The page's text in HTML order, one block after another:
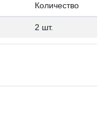
Количество
2 шт.